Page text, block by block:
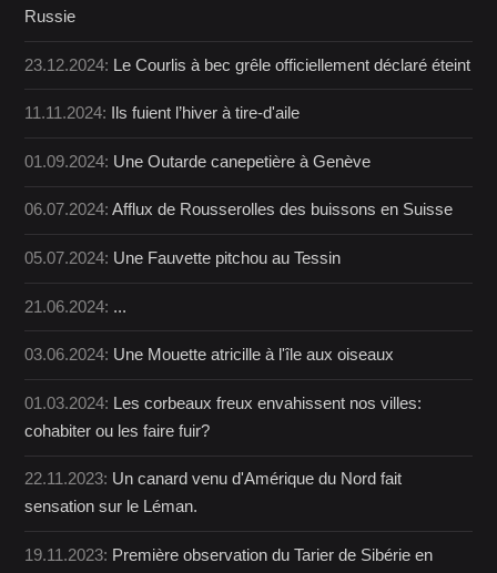
Russie
23.12.2024: Le Courlis à bec grêle officiellement déclaré éteint
11.11.2024: Ils fuient l’hiver à tire-d'aile
01.09.2024: Une Outarde canepetière à Genève
06.07.2024:Afflux de Rousserolles des buissons en Suisse
05.07.2024: Une Fauvette pitchou au Tessin
21.06.2024: ...
03.06.2024: Une Mouette atricille à l'île aux oiseaux
01.03.2024: Les corbeaux freux envahissent nos villes:
cohabiter ou les faire fuir?
22.11.2023: Un canard venu d'Amérique du Nord fait
sensation sur le Léman.
19.11.2023: Première observation du Tarier de Sibérie en